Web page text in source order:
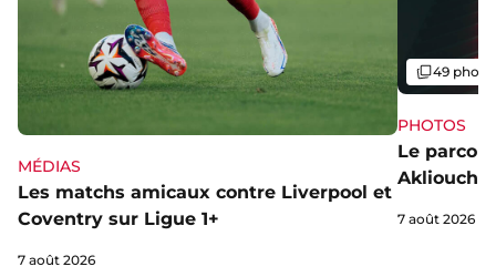
MÉDIAS
Les matchs amicaux contre Liverpool et
Coventry sur Ligue 1+
7 août 2026
PHOTOS
Le
Akliouche
Galerie
49
7 août 2026